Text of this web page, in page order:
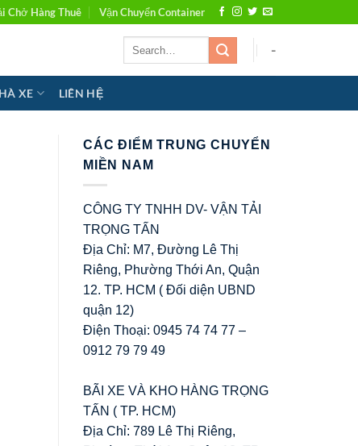
Chở Hàng Thuê Vận Chuyển Container
-
XE LIÊN HỆ
CÁC ĐIỂM TRUNG CHUYỂN
MIỀN NAM
CÔNG TY TNHH DV- VẬN TẢI
TRỌNG TẤN
Địa Chỉ: M7, Đường Lê Thị
Riêng, Phường Thới An, Quận
12. TP. HCM ( Đối diện UBND
quận 12)
Điện Thoại: 0945 74 74 77 –
0912 79 79 49
BÃI XE VÀ KHO HÀNG TRỌNG
TẤN ( TP. HCM)
Địa Chỉ: 789 Lê Thị Riêng,